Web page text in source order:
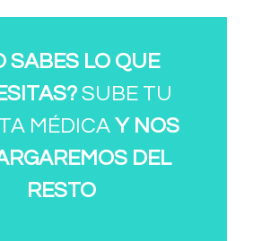
SABES LO QUE
SUBE TU
MÉDICA Y NOS
DEL
RESTO